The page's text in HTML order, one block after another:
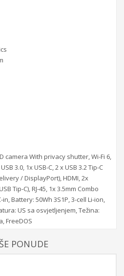
camera With privacy shutter, Wi-Fi 6,
3.0, 1x USB-C, 2 x USB 3.2 Tip-C
/ DisplayPort), HDMI, 2x
Tip-C), RJ-45, 1x 3.5mm Combo
in, Battery: 50Wh 3S1P, 3-cell Li-ion,
US sa osvjetljenjem, Težina:
FreeDOS
PONUDE